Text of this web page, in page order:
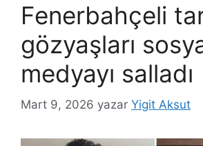
Fenerbahçeli
gözyaşları
medyayı salladı
Mart 9, 2026 yazar Yigit Aksut